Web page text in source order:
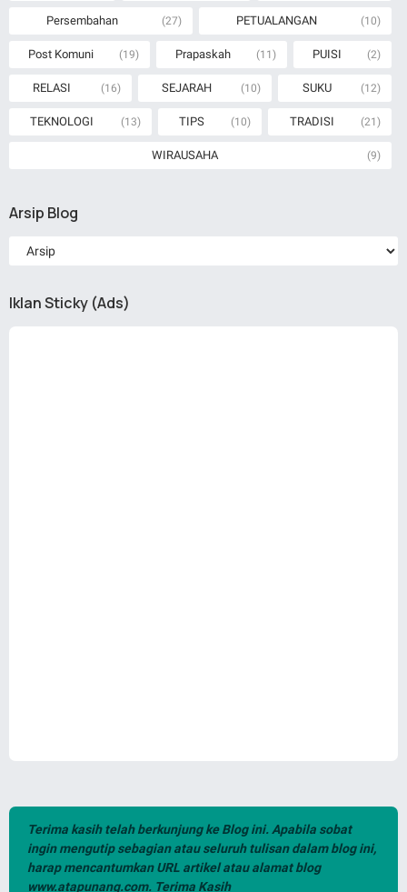
Persembahan (27) PETUALANGAN (10)
Post Komuni (19) Prapaskah (11) PUISI (2)
RELASI (16) SEJARAH (10) SUKU (12)
TEKNOLOGI (13) TIPS (10) TRADISI (21)
WIRAUSAHA (9)
Arsip Blog
Iklan Sticky (Ads)
Terima kasih telah berkunjung ke Blog ini. Apabila sobat
ingin mengutip sebagian atau seluruh tulisan dalam blog ini,
harap mencantumkan URL artikel atau alamat blog
www.atapunang.com. Terima Kasih